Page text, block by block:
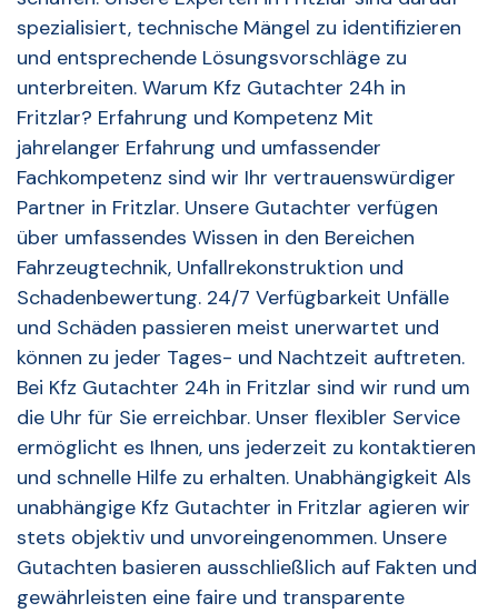
spezialisiert, technische Mängel zu identifizieren
und entsprechende Lösungsvorschläge zu
unterbreiten. Warum Kfz Gutachter 24h in
Fritzlar? Erfahrung und Kompetenz Mit
jahrelanger Erfahrung und umfassender
Fachkompetenz sind wir Ihr vertrauenswürdiger
Partner in Fritzlar. Unsere Gutachter verfügen
über umfassendes Wissen in den Bereichen
Fahrzeugtechnik, Unfallrekonstruktion und
Schadenbewertung. 24/7 Verfügbarkeit Unfälle
und Schäden passieren meist unerwartet und
können zu jeder Tages- und Nachtzeit auftreten.
Bei Kfz Gutachter 24h in Fritzlar sind wir rund um
die Uhr für Sie erreichbar. Unser flexibler Service
ermöglicht es Ihnen, uns jederzeit zu kontaktieren
und schnelle Hilfe zu erhalten. Unabhängigkeit Als
unabhängige Kfz Gutachter in Fritzlar agieren wir
stets objektiv und unvoreingenommen. Unsere
Gutachten basieren ausschließlich auf Fakten und
gewährleisten eine faire und transparente